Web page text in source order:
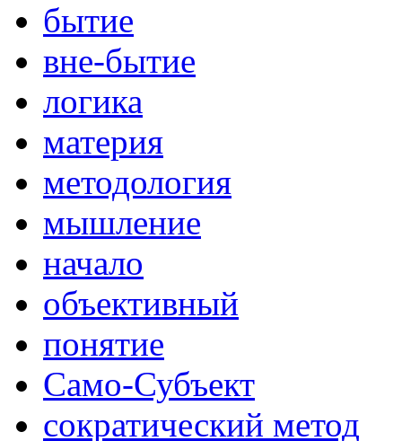
бытие
вне-бытие
логика
материя
методология
мышление
начало
объективный
понятие
Само-Субъект
сократический метод